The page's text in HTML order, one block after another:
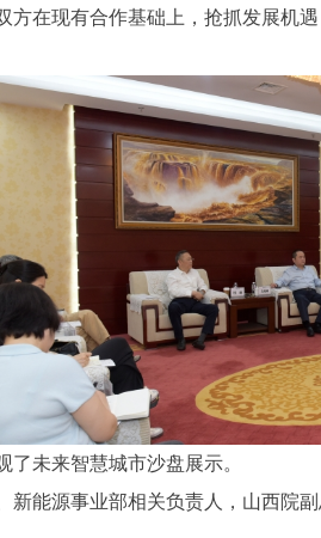
方在现有合作基础上，抢抓发展机
未来智慧城市沙盘展示。
能源事业部相关负责人，山西院